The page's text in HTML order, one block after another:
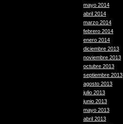
mayo 2014
abril 2014
marzo 2014
febrero 2014
enero 2014
diciembre 2013
noviembre 2013
octubre 2013
septiembre 2013
agosto 2013
julio 2013
junio 2013
mayo 2013
abril 2013